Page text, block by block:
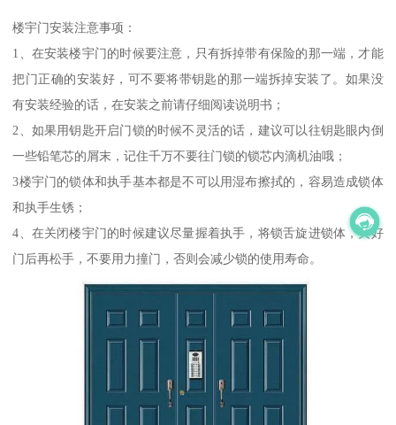
楼宇门安装注意事项：
1、在安装楼宇门的时候要注意，只有拆掉带有保险的那一端，才能
把门正确的安装好，可不要将带钥匙的那一端拆掉安装了。如果没
有安装经验的话，在安装之前请仔细阅读说明书；
2、如果用钥匙开启门锁的时候不灵活的话，建议可以往钥匙眼内倒
一些铅笔芯的屑末，记住千万不要往门锁的锁芯内滴机油哦；
3楼宇门的锁体和执手基本都是不可以用湿布擦拭的，容易造成锁体
和执手生锈；
4、在关闭楼宇门的时候建议尽量握着执手，将锁舌旋进锁体，关好
门后再松手，不要用力撞门，否则会减少锁的使用寿命。